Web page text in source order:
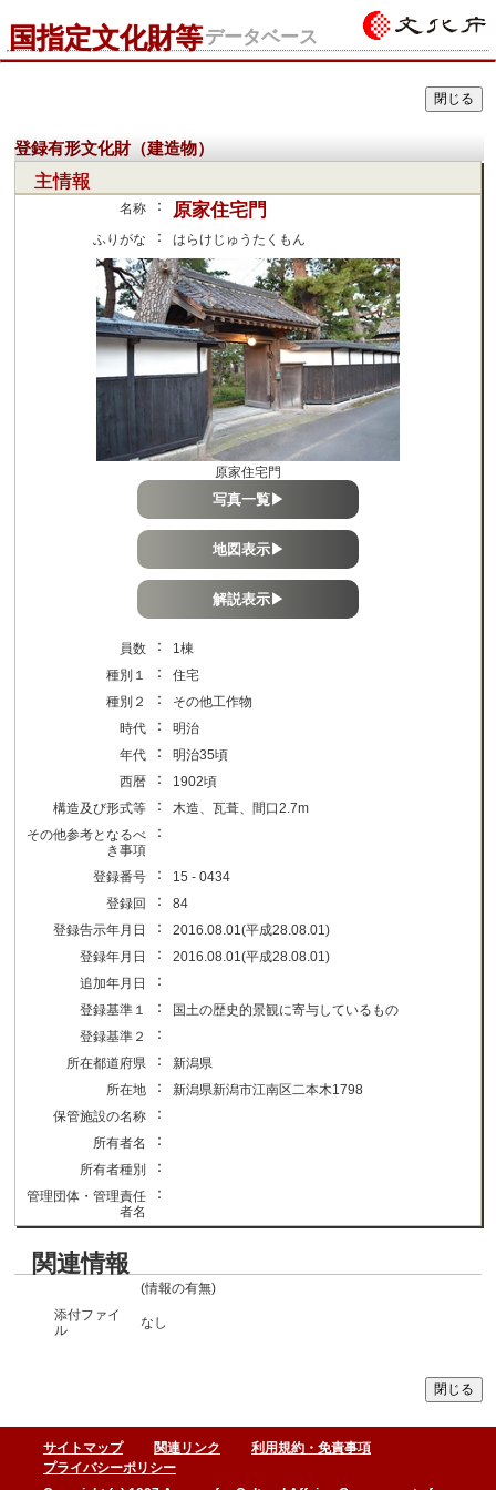
国指定文化財等データベース
登録有形文化財（建造物）
主情報
名称 ： 原家住宅門
ふりがな ： はらけじゅうたくもん
原家住宅門
写真一覧▶
地図表示▶
解説表示▶
員数 ：
1棟
種別１
：
住宅
種別２
：
その他工作物
時代
：
明治
年代
：
明治35頃
西暦
：
1902頃
構造及び形式等
：
木造、瓦葺、間口2.7m
その他参考となるべ
き事項
：
登録番号 ：
15 - 0434
登録回
：
84
登録告示年月日
：
2016.08.01(平成28.08.01)
登録年月日
：
2016.08.01(平成28.08.01)
追加年月日
：
登録基準１ ：
国土の歴史的景観に寄与しているもの
登録基準２
：
所在都道府県 ：
新潟県
所在地
：
新潟県新潟市江南区二本木1798
保管施設の名称
：
所有者名 ：
所有者種別 ：
管理団体・管理責任
者名
：
関連情報
(情報の有無)
添付ファイ
ル
なし
サイトマップ 関連リンク
利用規約・免責事項
プライバシーポリシー